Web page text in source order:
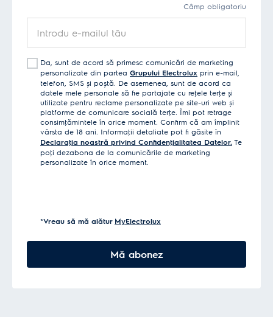
Câmp obligatoriu
Da, sunt de acord să primesc comunicări de marketing
personalizate din partea Grupului Electrolux prin e-mail,
telefon, SMS și poștă. De asemenea, sunt de acord ca
datele mele personale să fie partajate cu reţele terţe și
utilizate pentru reclame personalizate pe site-uri web și
platforme de comunicare socială terţe. Îmi pot retrage
consimţămintele în orice moment. Confirm că am împlinit
vârsta de 18 ani. Informaţii detaliate pot fi găsite în
Declaraţia noastră privind Confidenţialitatea Datelor. Te
poţi dezabona de la comunicările de marketing
personalizate în orice moment.
*Vreau să mă alătur MyElectrolux
Mă abonez